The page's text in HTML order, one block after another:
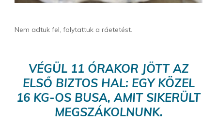
Nem adtuk fel, folytattuk a ráetetést.
VÉGÜL 11 ÓRAKOR JÖTT AZ
ELSŐ BIZTOS HAL: EGY KÖZEL
16 KG-OS BUSA, AMIT SIKERÜLT
MEGSZÁKOLNUNK.